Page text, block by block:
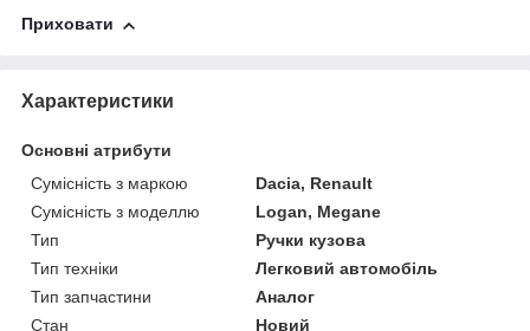
Приховати
Характеристики
Основні атрибути
Сумісність з маркою
Dacia, Renault
Сумісність з моделлю
Logan, Megane
Тип
Ручки кузова
Тип техніки
Легковий автомобіль
Тип запчастини
Аналог
Стан
Новий